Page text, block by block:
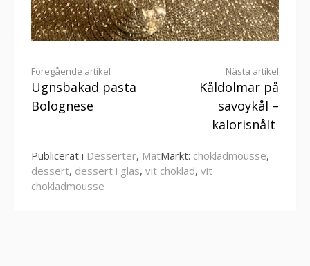
Fortsätt
läsa
Föregående artikel
Ugnsbakad pasta
Bolognese
Nästa artikel
Kåldolmar på
savoykål –
kalorisnålt
Publicerat i Desserter, MatMärkt: chokladmousse,
dessert, dessert i glas, vit choklad, vit
chokladmousse